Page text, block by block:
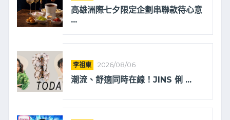
高雄洲際七夕限定企劃串聯款待心意
...
李祖東 2026/08/06
潮流、舒適同時在線！JINS 俐 ...